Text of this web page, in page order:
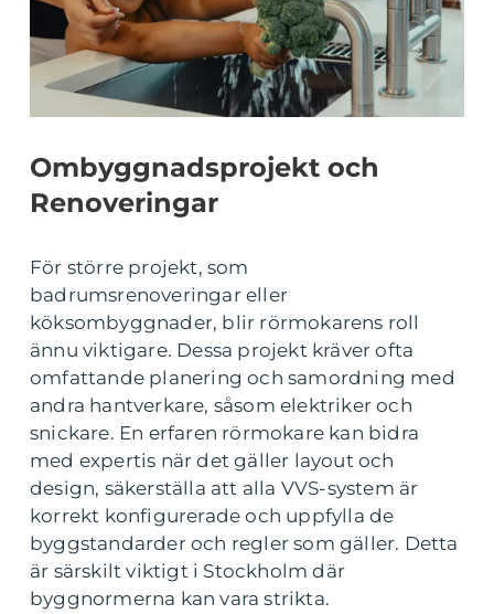
Ombyggnadsprojekt och
Renoveringar
För större projekt, som
badrumsrenoveringar eller
köksombyggnader, blir rörmokarens roll
ännu viktigare. Dessa projekt kräver ofta
omfattande planering och samordning med
andra hantverkare, såsom elektriker och
snickare. En erfaren rörmokare kan bidra
med expertis när det gäller layout och
design, säkerställa att alla VVS-system är
korrekt konfigurerade och uppfylla de
byggstandarder och regler som gäller. Detta
är särskilt viktigt i Stockholm där
byggnormerna kan vara strikta.